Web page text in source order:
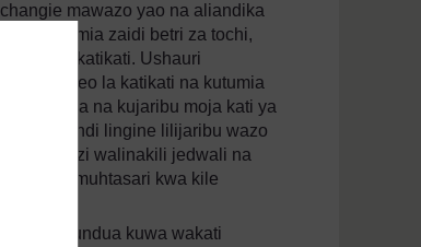
mawazo yao na aliandika
angetumia zaidi betri za tochi,
katikati. Ushauri
eneo la katikati na kutumia
kutoka na kujaribu moja kati ya
Kundi lingine lilijaribu wazo
Wanafunzi walinakili jedwali na
za muhtasari kwa kile
aligundua kuwa wakati